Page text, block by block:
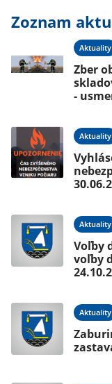
Zoznam
Aktuality
Zber
-
Aktuality
Aktuality
Voľby
voľby
Aktuality